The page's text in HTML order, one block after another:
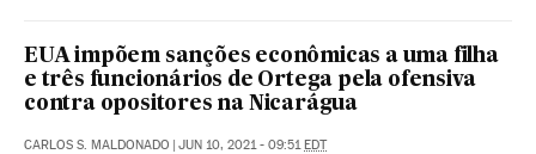
EUA impõem sanções econômicas a uma filha
e três funcionários de Ortega pela ofensiva
contra opositores na Nicarágua
CARLOS S. MALDONADO | JUN 10, 2021 - 09:51EDT